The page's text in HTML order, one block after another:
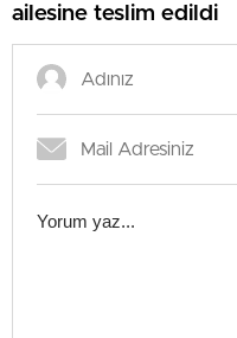
ailesine teslim edildi